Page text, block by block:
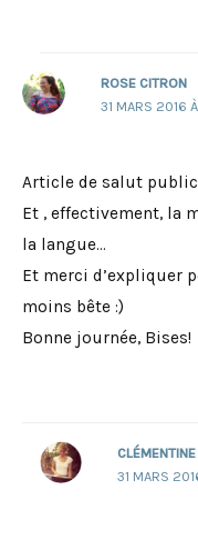
ROSE CITRON
31 MARS 2016
Article de salut
Et , effectivement, la
la langue…
Et merci d’expliquer
moins bête :)
Bonne journée, Bises!
CLÉMENTINE
31 MARS